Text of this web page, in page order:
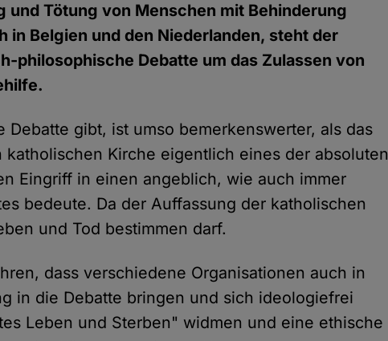
und Tötung von Menschen mit Behinderung
in Belgien und den Niederlanden, steht der
philosophische Debatte um das Zulassen von
Debatte gibt, ist umso bemerkenswerter, als das
Kirche eigentlich eines der absoluten
Eingriff in einen angeblich, wie auch immer
bedeute. Da der Auffassung der katholischen
und Tod bestimmen darf.
dass verschiedene Organisationen auch in
in die Debatte bringen und sich ideologiefrei
Leben und Sterben" widmen und eine ethische